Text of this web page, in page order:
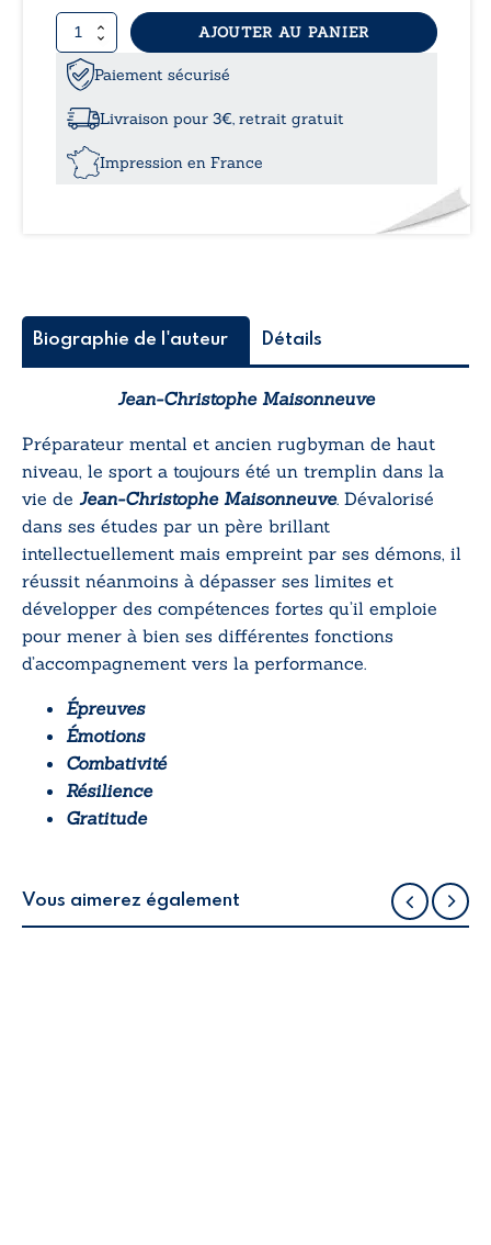
quantité
de
La
performance
d’une
AJOUTER AU PANIER
Paiement sécurisé
Livraison pour 3€, retrait gratuit
Impression en France
Biographie de l'auteur Détails
Jean-Christophe Maisonneuve
Préparateur mental et ancien rugbyman de haut
niveau, le sport a toujours été un tremplin dans la
vie de Jean-Christophe Maisonneuve. Dévalorisé
dans ses études par un père brillant
intellectuellement mais empreint par ses démons, il
réussit néanmoins à dépasser ses limites et
développer des compétences fortes qu’il emploie
pour mener à bien ses différentes fonctions
d’accompagnement vers la performance.
Épreuves
Émotions
Combativité
Résilience
Gratitude
Vous aimerez également